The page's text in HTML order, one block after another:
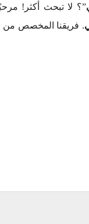
”؟ لا تبحث أكثر!
. فريقنا المخصص من